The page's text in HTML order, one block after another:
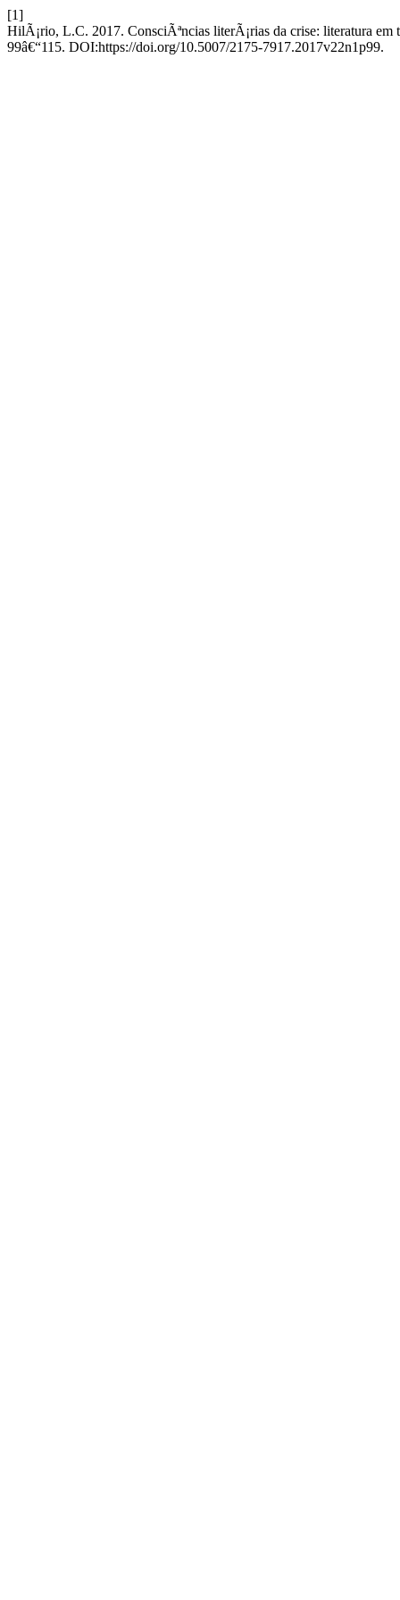
[1]
HilÃ¡rio, L.C. 2017. ConsciÃªncias literÃ¡rias da crise: literatura em
99â€“115. DOI:https://doi.org/10.5007/2175-7917.2017v22n1p99.